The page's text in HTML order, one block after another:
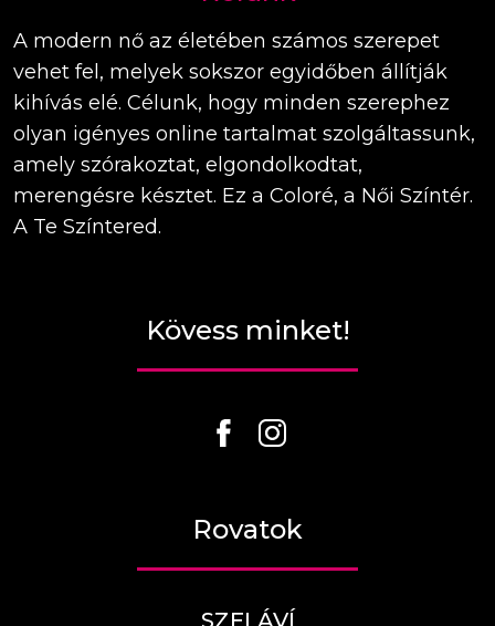
A modern nő az életében számos szerepet
vehet fel, melyek sokszor egyidőben állítják
kihívás elé. Célunk, hogy minden szerephez
olyan igényes online tartalmat szolgáltassunk,
amely szórakoztat, elgondolkodtat,
merengésre késztet. Ez a Coloré, a Női Színtér.
A Te Színtered.
Kövess minket!
Rovatok
SZELÁVÍ